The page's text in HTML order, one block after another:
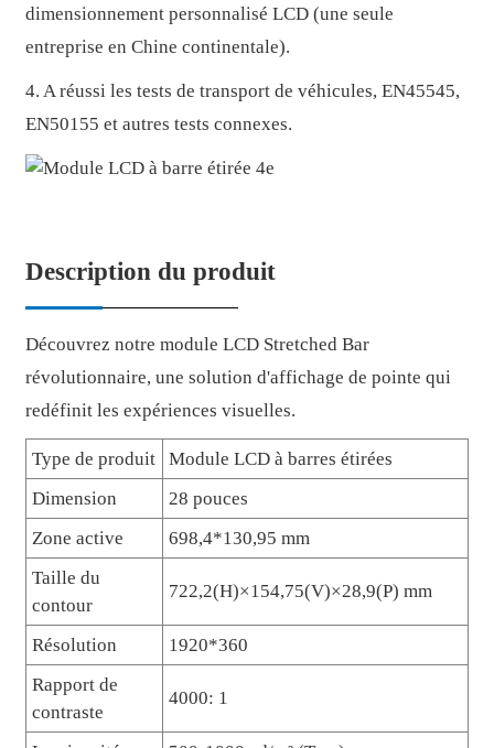
dimensionnement personnalisé LCD (une seule
entreprise en Chine continentale).
4. A réussi les tests de transport de véhicules, EN45545,
EN50155 et autres tests connexes.
Description du produit
Découvrez notre module LCD Stretched Bar
révolutionnaire, une solution d'affichage de pointe qui
redéfinit les expériences visuelles.
Type de produit
Module LCD à barres étirées
Dimension
28 pouces
Zone active
698,4*130,95 mm
Taille du
contour
722,2(H)×154,75(V)×28,9(P) mm
Résolution
1920*360
Rapport de
contraste
4000: 1